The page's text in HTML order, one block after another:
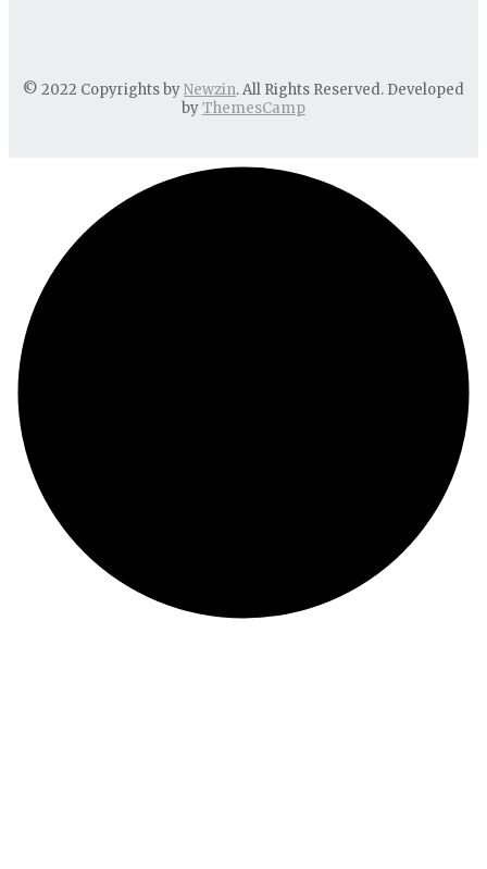
© 2022 Copyrights byNewzin. All Rights Reserved. Developed
byThemesCamp